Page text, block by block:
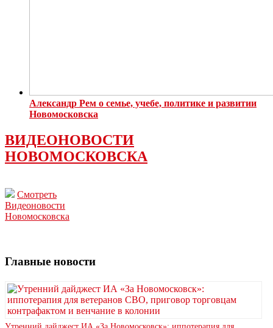
Александр Рем о семье, учебе, политике и развитии
Новомосковска
ВИДЕОНОВОСТИ
НОВОМОСКОВСКА
Смотреть
Видеоновости
Новомосковска
Главные новости